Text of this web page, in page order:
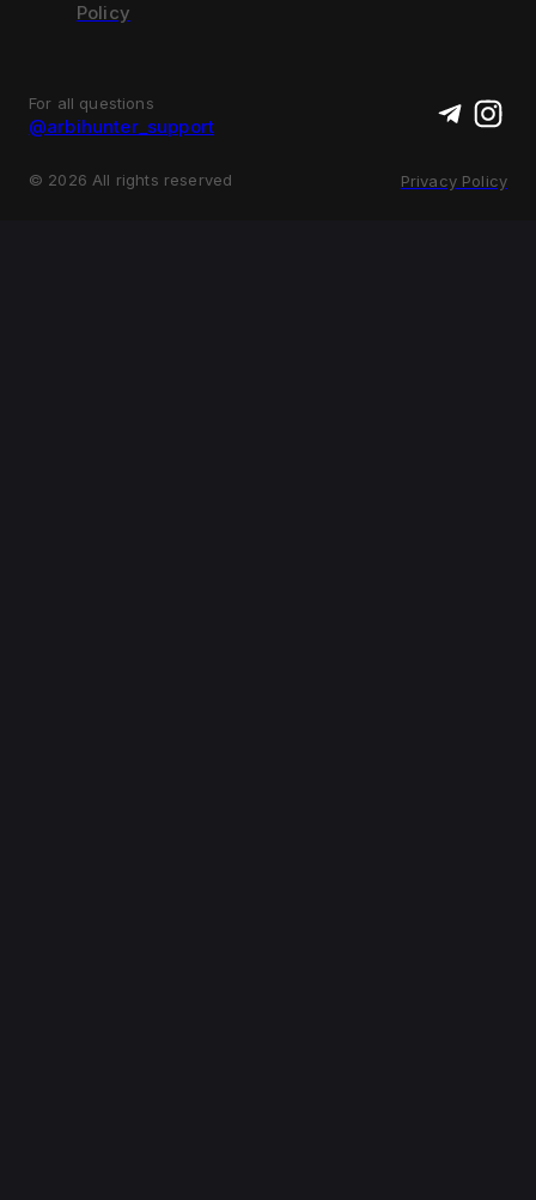
Policy
For all questions
@arbihunter_support
© 2026 All rights reserved Privacy Policy